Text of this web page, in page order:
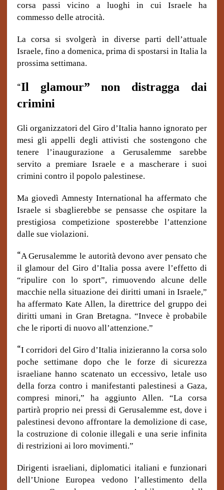
corsa passi vicino a luoghi in cui Israele ha
commesso delle atrocità.
La corsa si svolgerà in diverse parti dell’attuale
Israele, fino a domenica, prima di spostarsi in Italia la
prossima settimana.
“Il glamour” non distragga dai
crimini
Gli organizzatori del Giro d’Italia hanno ignorato per
mesi gli appelli degli attivisti che sostengono che
tenere l’inaugurazione a Gerusalemme sarebbe
servito a premiare Israele e a mascherare i suoi
crimini contro il popolo palestinese.
Ma giovedì Amnesty International ha affermato che
Israele si sbaglierebbe se pensasse che ospitare la
prestigiosa competizione sposterebbe l’attenzione
dalle sue violazioni.
“A Gerusalemme le autorità devono aver pensato che
il glamour del Giro d’Italia possa avere l’effetto di
“ripulire con lo sport”, rimuovendo alcune delle
macchie nella situazione dei diritti umani in Israele,”
ha affermato Kate Allen, la direttrice del gruppo dei
diritti umani in Gran Bretagna. “Invece è probabile
che le riporti di nuovo all’attenzione.”
“I corridori del Giro d’Italia inizieranno la corsa solo
poche settimane dopo che le forze di sicurezza
israeliane hanno scatenato un eccessivo, letale uso
della forza contro i manifestanti palestinesi a Gaza,
compresi minori,” ha aggiunto Allen. “La corsa
partirà proprio nei pressi di Gerusalemme est, dove i
palestinesi devono affrontare la demolizione di case,
la costruzione di colonie illegali e una serie infinita
di restrizioni ai loro movimenti.”
Dirigenti israeliani, diplomatici italiani e funzionari
dell’Unione Europea vedono l’allestimento della